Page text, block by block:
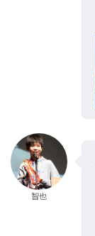
智也